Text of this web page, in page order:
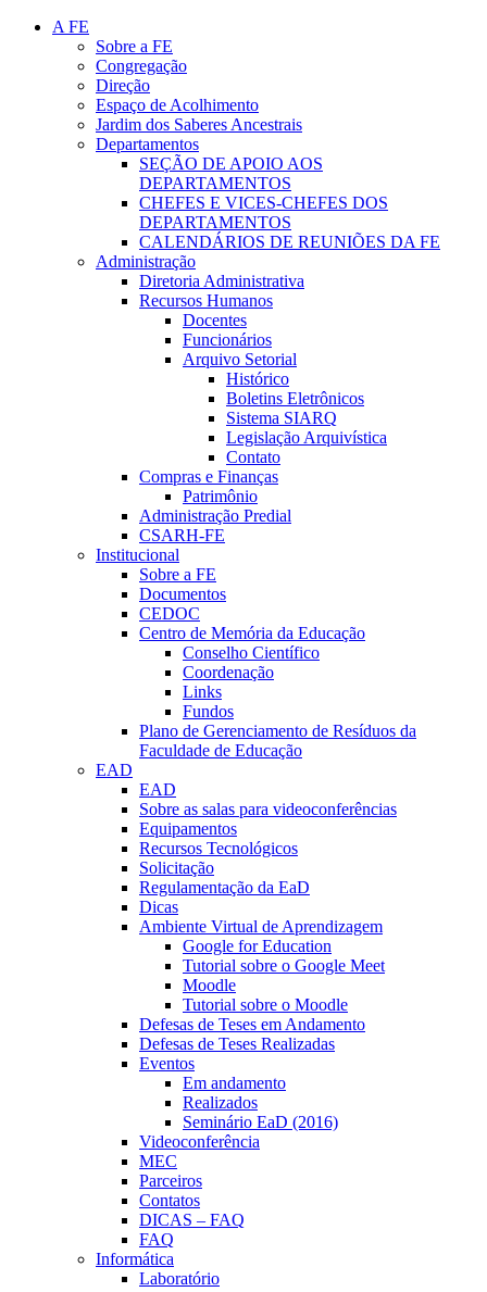
A FE
Sobre a FE
Congregação
Direção
Espaço de Acolhimento
Jardim dos Saberes Ancestrais
Departamentos
SEÇÃO DE APOIO AOS
DEPARTAMENTOS
CHEFES E VICES-CHEFES DOS
DEPARTAMENTOS
CALENDÁRIOS DE REUNIÕES DA FE
Administração
Diretoria Administrativa
Recursos Humanos
Docentes
Funcionários
Arquivo Setorial
Histórico
Boletins Eletrônicos
Sistema SIARQ
Legislação Arquivística
Contato
Compras e Finanças
Patrimônio
Administração Predial
CSARH-FE
Institucional
Sobre a FE
Documentos
CEDOC
Centro de Memória da Educação
Conselho Científico
Coordenação
Links
Fundos
Plano de Gerenciamento de Resíduos da
Faculdade de Educação
EAD
EAD
Sobre as salas para videoconferências
Equipamentos
Recursos Tecnológicos
Solicitação
Regulamentação da EaD
Dicas
Ambiente Virtual de Aprendizagem
Google for Education
Tutorial sobre o Google Meet
Moodle
Tutorial sobre o Moodle
Defesas de Teses em Andamento
Defesas de Teses Realizadas
Eventos
Em andamento
Realizados
Seminário EaD (2016)
Videoconferência
MEC
Parceiros
Contatos
DICAS – FAQ
FAQ
Informática
Laboratório